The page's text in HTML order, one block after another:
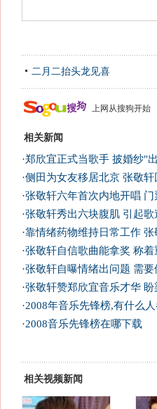
二月二抬头龙见喜
上网从搜狗开始
相关新闻
·郑欣宜正式当歌手 披婚纱"
·侧田为女友移居北京 张敬
·张敬轩六年首次内地开唱
·张敬轩秀出六块腹肌 引起歌
·靠情绪药物维持日常工作
·张敬轩自信歌曲能拿奖 称
·张敬轩自曝情绪出问题 需
·张敬轩赞郑欣宜音乐才华
·2008年音乐先锋榜,有什么人
·2008音乐先锋榜在哪下载
相关视频新闻